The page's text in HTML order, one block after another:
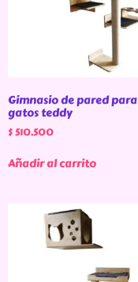
Gimnasio de pared para
gatos teddy
$510.500
Añadir al carrito